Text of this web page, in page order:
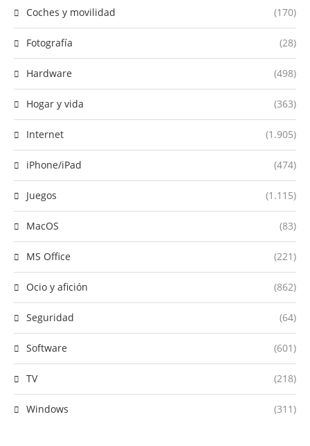
Coches y movilidad (170)
Fotografía (28)
Hardware (498)
Hogar y vida (363)
Internet (1.905)
iPhone/iPad (474)
Juegos (1.115)
MacOS (83)
MS Office (221)
Ocio y afición (862)
Seguridad (64)
Software (601)
TV (218)
Windows (311)